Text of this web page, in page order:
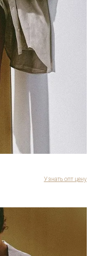
Узнать опт цену